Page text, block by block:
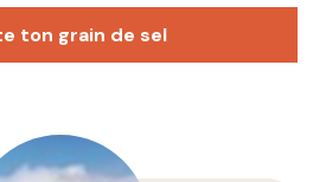
ton grain de sel
ne sera pas publiée.